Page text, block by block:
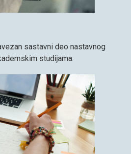
sastavni deo nastavnog
studijama.